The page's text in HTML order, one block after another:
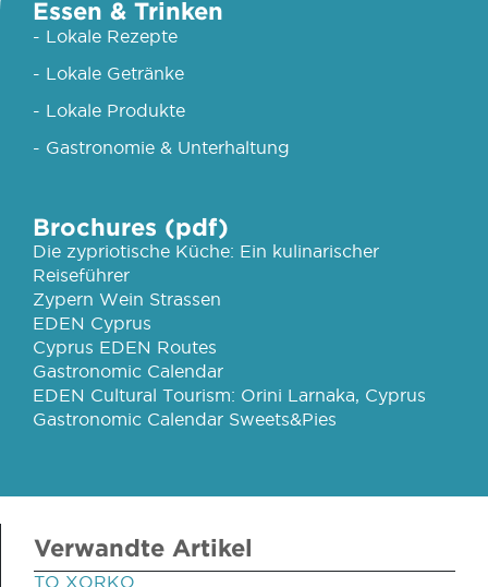
Essen & Trinken
- Lokale Rezepte
- Lokale Getränke
- Lokale Produkte
- Gastronomie & Unterhaltung
Brochures (pdf)
Die zypriotische Küche: Ein kulinarischer
Reiseführer
Zypern Wein Strassen
EDEN Cyprus
Cyprus EDEN Routes
Gastronomic Calendar
EDEN Cultural Tourism: Orini Larnaka, Cyprus
Gastronomic Calendar Sweets&Pies
Verwandte Artikel
TO XORKO